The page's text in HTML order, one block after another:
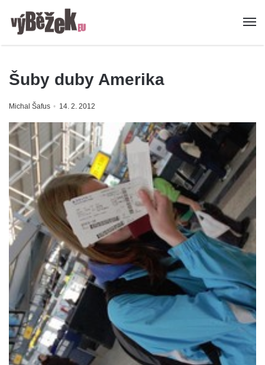
Šuby duby Amerika
Michal Šafus 14. 2. 2012